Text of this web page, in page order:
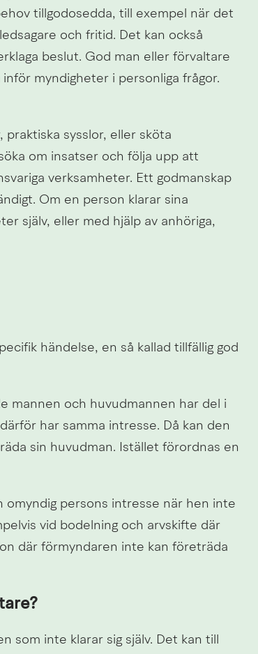
tillgodosedda, till exempel när det
och fritid. Det kan också
beslut. God man eller förvaltare
myndigheter i personliga frågor.
praktiska sysslor, eller sköta
om insatser och följa upp att
verksamheter. Ett godmanskap
Om en person klarar sina
själv, eller med hjälp av anhöriga,
händelse, en så kallad tillfällig god
mannen och huvudmannen har del i
har samma intresse. Då kan den
sin huvudman. Istället förordnas en
omyndig persons intresse när hen inte
vid bodelning och arvskifte där
där förmyndaren inte kan företräda
som inte klarar sig själv. Det kan till